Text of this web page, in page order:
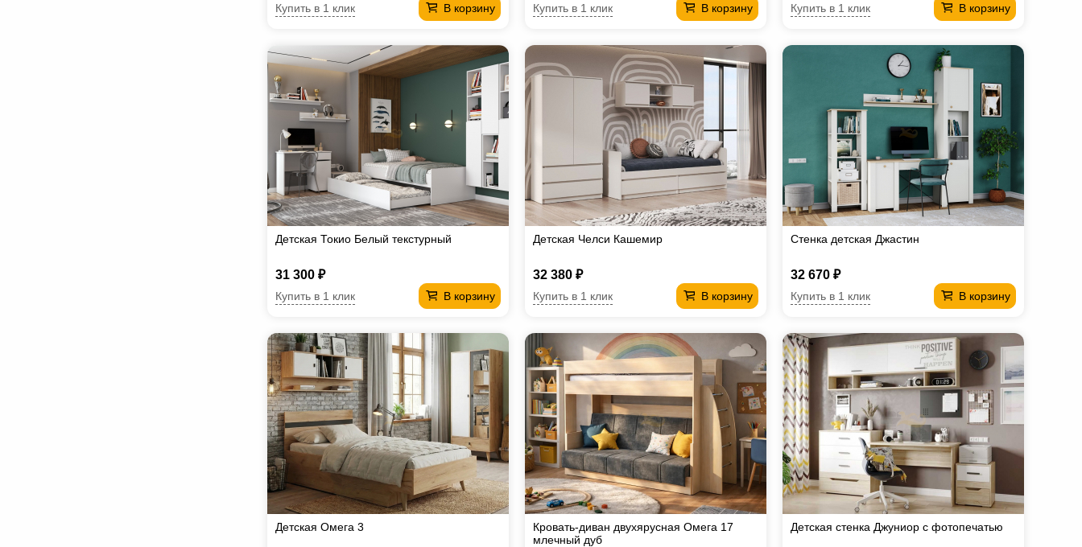
В корзину
Купить в 1 клик В корзину
Купить в 1 клик В корзину
Купить в 1 клик
Детская Токио Белый текстурный
31 300 ₽
В корзину
Купить в 1 клик
Детская Челси Кашемир
32 380 ₽
В корзину
Купить в 1 клик
Стенка детская Джастин
32 670 ₽
В корзину
Купить в 1 клик
Детская Омега 3
Кровать-диван двухярусная Омега 17
млечный дуб
Детская стенка Джуниор с фотопечатью